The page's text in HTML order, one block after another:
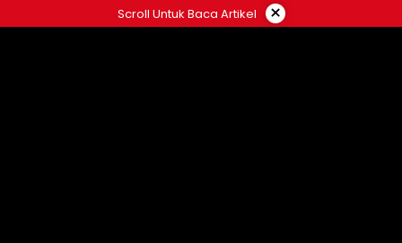
ke
Scroll Untuk Baca Artikel ×